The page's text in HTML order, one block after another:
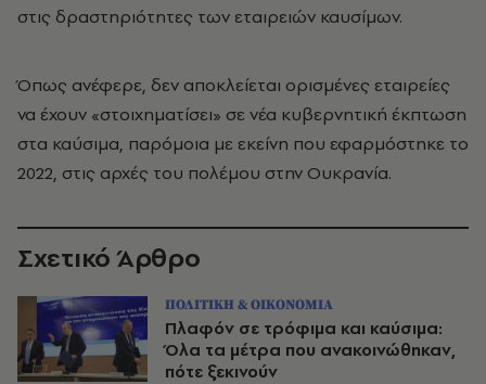
στις δραστηριότητες των εταιρειών καυσίμων.
Όπως ανέφερε, δεν αποκλείεται ορισμένες εταιρείες
να έχουν «στοιχηματίσει» σε νέα κυβερνητική έκπτωση
στα καύσιμα, παρόμοια με εκείνη που εφαρμόστηκε το
2022, στις αρχές του πολέμου στην Ουκρανία.
Σχετικό Άρθρο
ΠΟΛΙΤΙΚΗ & ΟΙΚΟΝΟΜΙΑ
Πλαφόν σε τρόφιμα και καύσιμα:
Όλα τα μέτρα που ανακοινώθηκαν,
πότε ξεκινούν